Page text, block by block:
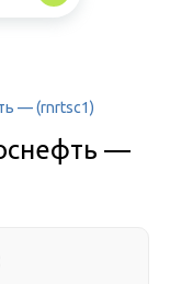
— (rnrtsc1)
—